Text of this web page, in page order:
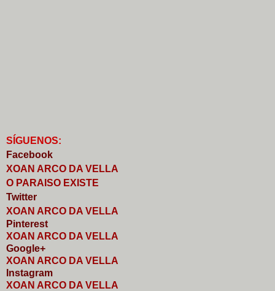
S GUENOS:
Facebook
XOAN ARCO DA VELLA
O PARAISO EXISTE
Twitter
XOAN ARCO DA VELLA
Pinterest
XOAN ARCO DA VELLA
Google+
XOAN ARCO DA VELLA
nstagram
XOAN ARCO DA VELLA